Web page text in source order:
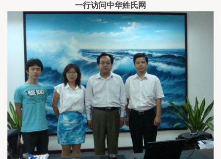
一行访问中华姓氏网